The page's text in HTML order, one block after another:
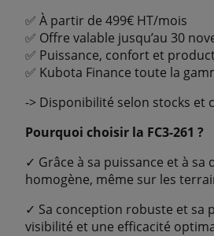
✅ À partir de 499€ HT/mois
✅ Offre valable jusqu’au 30
✅ Puissance, confort et
✅ Kubota Finance toute la
-> Disponibilité selon stocks et
Pourquoi choisir la FC3-261 ?
✓ Grâce à sa puissance et à
homogène, même sur les
✓ Sa conception robuste et sa
visibilité et une efficacité